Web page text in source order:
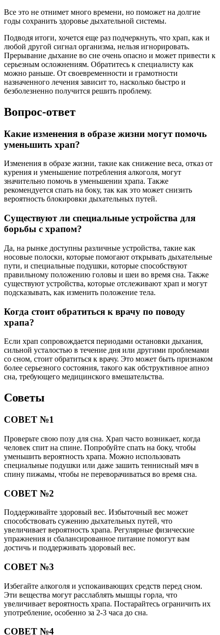
Все это не отнимет много времени, но поможет на долгие
годы сохранить здоровье дыхательной системы.
Подводя итоги, хочется еще раз подчеркнуть, что храп, как и
любой другой сигнал организма, нельзя игнорировать.
Прерывание дыхание во сне очень опасно и может привести к
серьезным осложнениям. Обратитесь к специалисту как
можно раньше. От своевременности и грамотности
назначенного лечения зависит то, насколько быстро и
безболезненно получится решить проблему.
Вопрос-ответ
Какие изменения в образе жизни могут помочь
уменьшить храп?
Изменения в образе жизни, такие как снижение веса, отказ от
курения и уменьшение потребления алкоголя, могут
значительно помочь в уменьшении храпа. Также
рекомендуется спать на боку, так как это может снизить
вероятность блокировки дыхательных путей.
Существуют ли специальные устройства для
борьбы с храпом?
Да, на рынке доступны различные устройства, такие как
носовые полоски, которые помогают открывать дыхательные
пути, и специальные подушки, которые способствуют
правильному положению головы и шеи во время сна. Также
существуют устройства, которые отслеживают храп и могут
подсказывать, как изменить положение тела.
Когда стоит обратиться к врачу по поводу
храпа?
Если храп сопровождается периодами остановки дыхания,
сильной усталостью в течение дня или другими проблемами
со сном, стоит обратиться к врачу. Это может быть признаком
более серьезного состояния, такого как обструктивное апноэ
сна, требующего медицинского вмешательства.
Советы
СОВЕТ №1
Проверьте свою позу для сна. Храп часто возникает, когда
человек спит на спине. Попробуйте спать на боку, чтобы
уменьшить вероятность храпа. Можно использовать
специальные подушки или даже зашить теннисный мяч в
спину пижамы, чтобы не переворачиваться во время сна.
СОВЕТ №2
Поддерживайте здоровый вес. Избыточный вес может
способствовать сужению дыхательных путей, что
увеличивает вероятность храпа. Регулярные физические
упражнения и сбалансированное питание помогут вам
достичь и поддерживать здоровый вес.
СОВЕТ №3
Избегайте алкоголя и успокаивающих средств перед сном.
Эти вещества могут расслаблять мышцы горла, что
увеличивает вероятность храпа. Постарайтесь ограничить их
употребление, особенно за 2-3 часа до сна.
СОВЕТ №4